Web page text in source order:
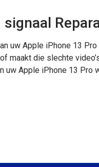
uw Apple iPhone 13
maakt die slechte
uw Apple iPhone 13 Pro